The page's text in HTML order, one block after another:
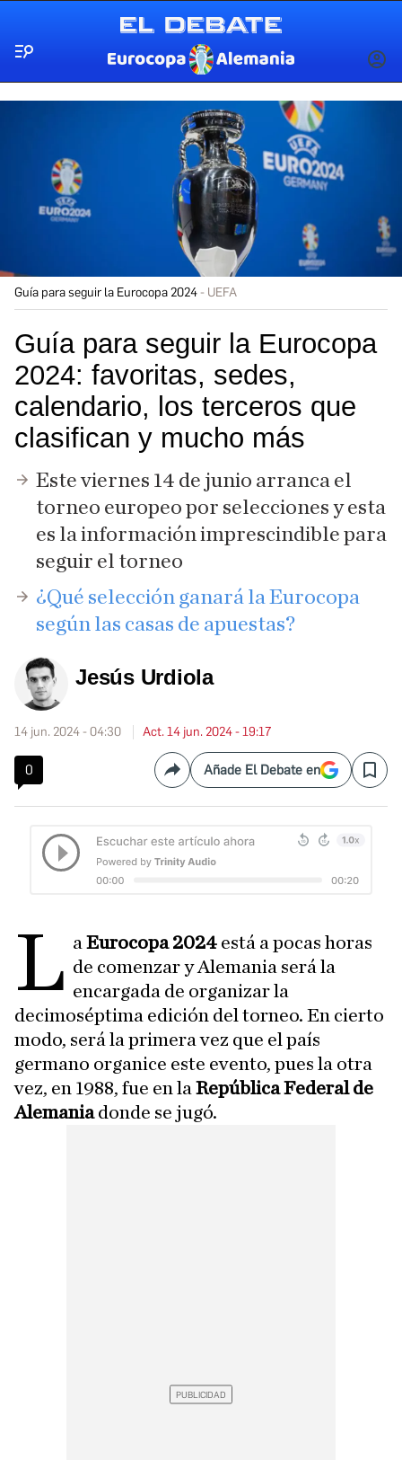
INICIAR
Guía para seguir la Eurocopa 2024 UEFA
Guía para seguir la Eurocopa
2024: favoritas, sedes,
calendario, los terceros que
clasifican y mucho más
Este viernes 14 de junio arranca el
torneo europeo por selecciones y esta
es la información imprescindible para
seguir el torneo
¿Qué selección ganará la Eurocopa
según las casas de apuestas?
Jesús Urdiola
14 jun. 2024 - 04:30 Act. 14 jun. 2024 - 19:17
0 CompartirAñade El Debate en Save
l aEurocopa 2024 está a pocas horas
de comenzar y Alemania será la
encargada de organizar la
decimoséptima edición del torneo. En cierto
modo, será la primera vez que el país
germano organice este evento, pues la otra
vez, en 1988, fue en la República Federal de
Alemaniadonde se jugó.